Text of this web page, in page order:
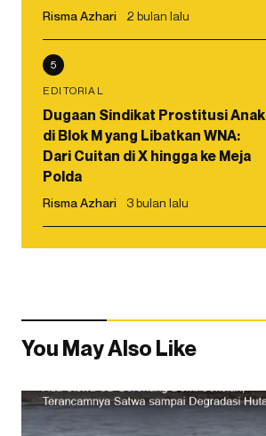
Risma Azhari 2 bulan lalu
5
EDITORIAL
Dugaan Sindikat Prostitusi Anak
di Blok M yang Libatkan WNA:
Dari Cuitan di X hingga ke Meja
Polda
Risma Azhari 3 bulan lalu
You May Also Like